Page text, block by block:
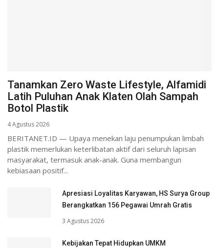
Tanamkan Zero Waste Lifestyle, Alfamidi
Latih Puluhan Anak Klaten Olah Sampah
Botol Plastik
4 Agustus 2026
BERITANET.ID — Upaya menekan laju penumpukan limbah
plastik memerlukan keterlibatan aktif dari seluruh lapisan
masyarakat, termasuk anak-anak. Guna membangun
kebiasaan positif...
Apresiasi Loyalitas Karyawan, HS Surya Group
Berangkatkan 156 Pegawai Umrah Gratis
3 Agustus 2026
Kebijakan Tepat Hidupkan UMKM